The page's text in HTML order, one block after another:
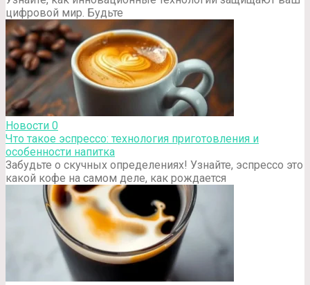
цифровой мир. Будьте
Новости 0
Что такое эспрессо: технология приготовления и
особенности напитка
Забудьте о скучных определениях! Узнайте, эспрессо это
какой кофе на самом деле, как рождается